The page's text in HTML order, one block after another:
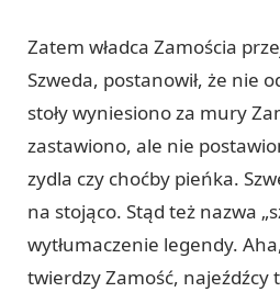
Zatem władca Zamościa
Szweda, postanowił, że nie
stoły wyniesiono za mury
zastawiono, ale nie
zydla czy choćby pieńka.
na stojąco. Stąd też nazwa
wytłumaczenie legendy.
twierdzy Zamość, najeźdźcy